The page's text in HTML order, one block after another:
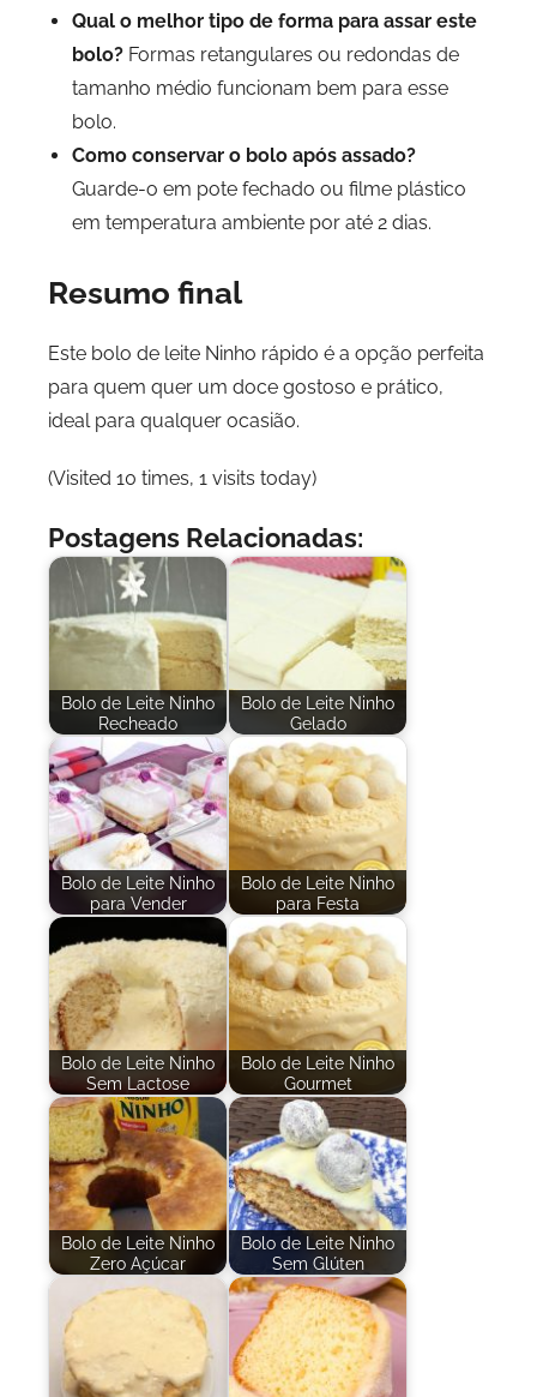
Qual o melhor tipo de forma para assar este
bolo? Formas retangulares ou redondas de
tamanho médio funcionam bem para esse
bolo.
Como conservar o bolo após assado?
Guarde-o em pote fechado ou filme plástico
em temperatura ambiente por até 2 dias.
Resumo final
Este bolo de leite Ninho rápido é a opção perfeita
para quem quer um doce gostoso e prático,
ideal para qualquer ocasião.
(Visited 10 times, 1 visits today)
Postagens Relacionadas:
Bolo de Leite Ninho
Recheado
Bolo de Leite Ninho
Gelado
Bolo de Leite Ninho
para Vender
Bolo de Leite Ninho
para Festa
Bolo de Leite Ninho
Sem Lactose
Bolo de Leite Ninho
Gourmet
Bolo de Leite Ninho
Zero Açúcar
Bolo de Leite Ninho
Sem Glúten